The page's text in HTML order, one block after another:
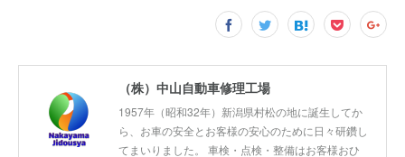
（株）中山自動車修理工場
1957年（昭和32年）新潟県村松の地に誕生してか
ら、お車の安全とお客様の安心のために日々研鑽し
てまいりました。 車検・点検・整備はお客様おひ